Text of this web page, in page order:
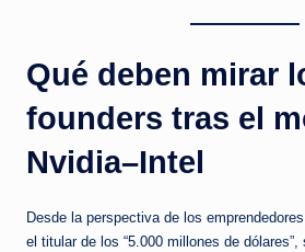
Qué deben mirar
founders tras el
Nvidia–Intel
Desde la perspectiva de los
el titular de los “5.000 millones de